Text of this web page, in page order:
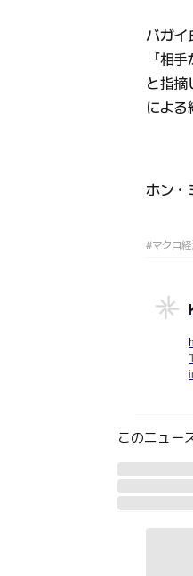
バガイ
「相
と指摘
による
ホン・
#マクロ経
このニュー